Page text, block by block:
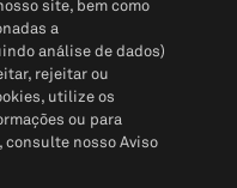
site, bem como
a
análise de dados)
rejeitar ou
utilize os
ou para
nosso Aviso